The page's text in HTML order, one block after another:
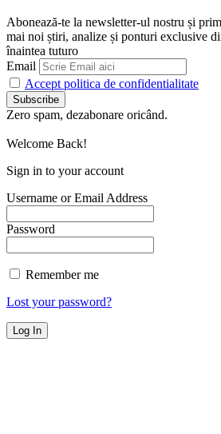
Abonează-te la newsletter-ul nostru și
mai noi știri, analize și ponturi exclusive
înaintea tuturo
Email
Accept politica de confidentialitate
Zero spam, dezabonare oricând.
Welcome Back!
Sign in to your account
Username or Email Address
Password
Remember me
Lost your password?